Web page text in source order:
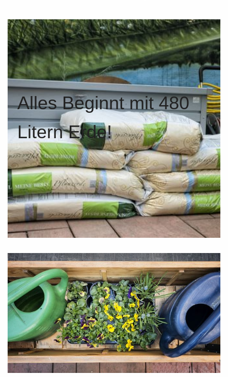
Alles Beginnt mit 480
Litern Erde!